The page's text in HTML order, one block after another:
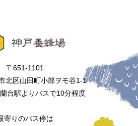
〒651-1101
北区山田町小部ヲモ谷1-1
台駅よりバスで10分程度
寄りのバス停は